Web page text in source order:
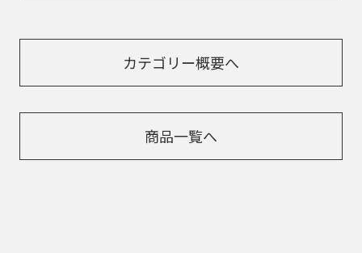
カテゴリー概要へ
商品一覧へ